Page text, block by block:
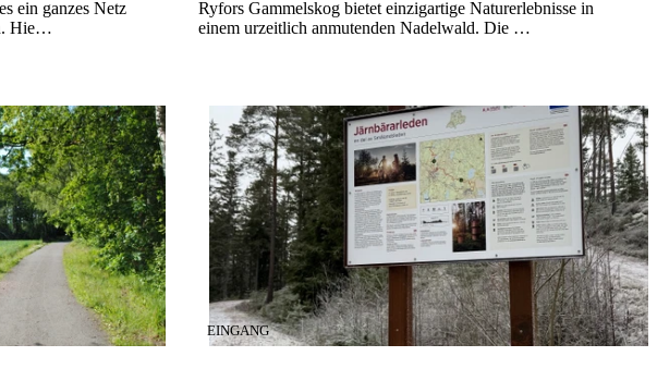
ein ganzes Netz
Hie…
Ryfors Gammelskog bietet einzigartige Naturerlebnisse in
einem urzeitlich anmutenden Nadelwald. Die …
KATEGORIE:
EINGANG